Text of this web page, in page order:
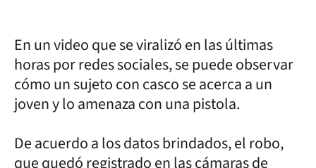
En un video que se viralizó en las últimas
horas por redes sociales, se puede observar
cómo un sujeto con casco se acerca a un
joven y lo amenaza con una pistola.
De acuerdo a los datos brindados, el robo,
que quedó registrado en las cámaras de